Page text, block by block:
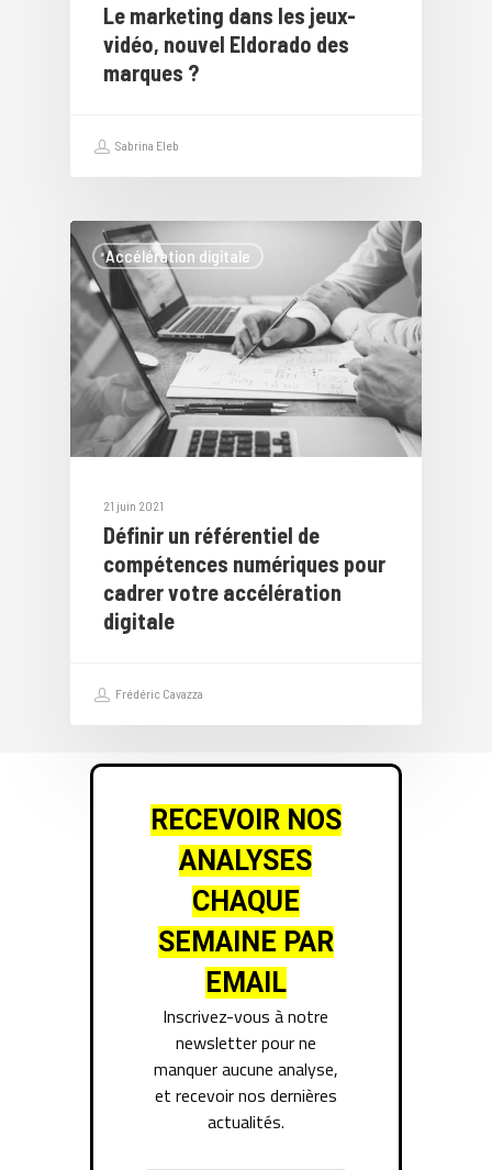
Le marketing dans les jeux-
vidéo, nouvel Eldorado des
marques ?
Sabrina Eleb
Accélération digitale
21 juin 2021
Définir un référentiel de
compétences numériques pour
cadrer votre accélération
digitale
Frédéric Cavazza
RECEVOIR NOS
ANALYSES
CHAQUE
SEMAINE PAR
EMAIL
Inscrivez-vous à notre
newsletter pour ne
manquer aucune analyse,
et recevoir nos dernières
actualités.